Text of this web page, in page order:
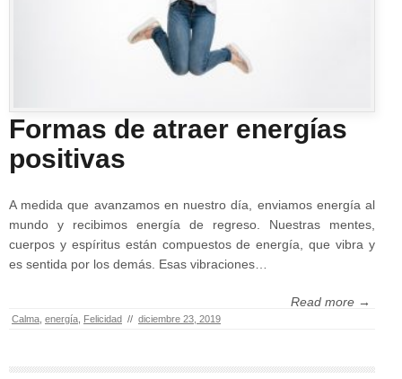
Formas de atraer energías
positivas
A medida que avanzamos en nuestro día, enviamos energía al
mundo y recibimos energía de regreso. Nuestras mentes,
cuerpos y espíritus están compuestos de energía, que vibra y
es sentida por los demás. Esas vibraciones…
Read more →
Calma energía Felicidad // diciembre 23, 2019